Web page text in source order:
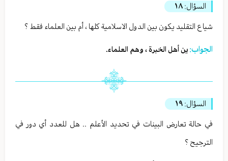
السؤال: ١٨
شياع التقليد يكون بين الدول الاسلامية كلها ، أم بين العلماء فقط ؟
الجواب: ين أهل الخبرة ، وهم العلماء.
السؤال: ١٩
في حالة تعارض البينات في تحديد الأعلم .. هل للعدد أي دور في
الترجيح ؟